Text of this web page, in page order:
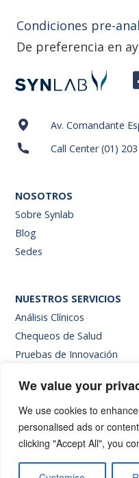
We value your
We use cookies to
personalised ads or
clicking "Accept All", you
Condiciones pre-
De preferencia en
Av. Comandante
Call Center (01)
NOSOTROS
Sobre Synlab
Blog
Sedes
NUESTROS SERVICIOS
Análisis Clínicos
Chequeos de Salud
Pruebas de Innovación
Web de resultados